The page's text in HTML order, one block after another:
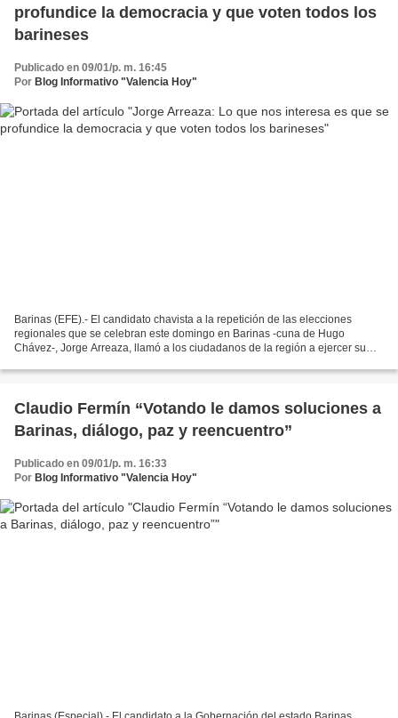
profundice la democracia y que voten todos los
barineses
Publicado en 09/01/p. m. 16:45
Por Blog Informativo "Valencia Hoy"
Barinas (EFE).- El candidato chavista a la repetición de las elecciones
regionales que se celebran este domingo en Barinas -cuna de Hugo
Chávez-, Jorge Arreaza, llamó a los ciudadanos de la región a ejercer su
Claudio Fermín “Votando le damos soluciones a
Barinas, diálogo, paz y reencuentro”
Publicado en 09/01/p. m. 16:33
Por Blog Informativo "Valencia Hoy"